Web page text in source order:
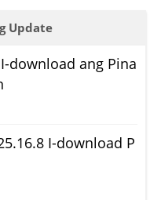
Update
download ang Pina
I-download P